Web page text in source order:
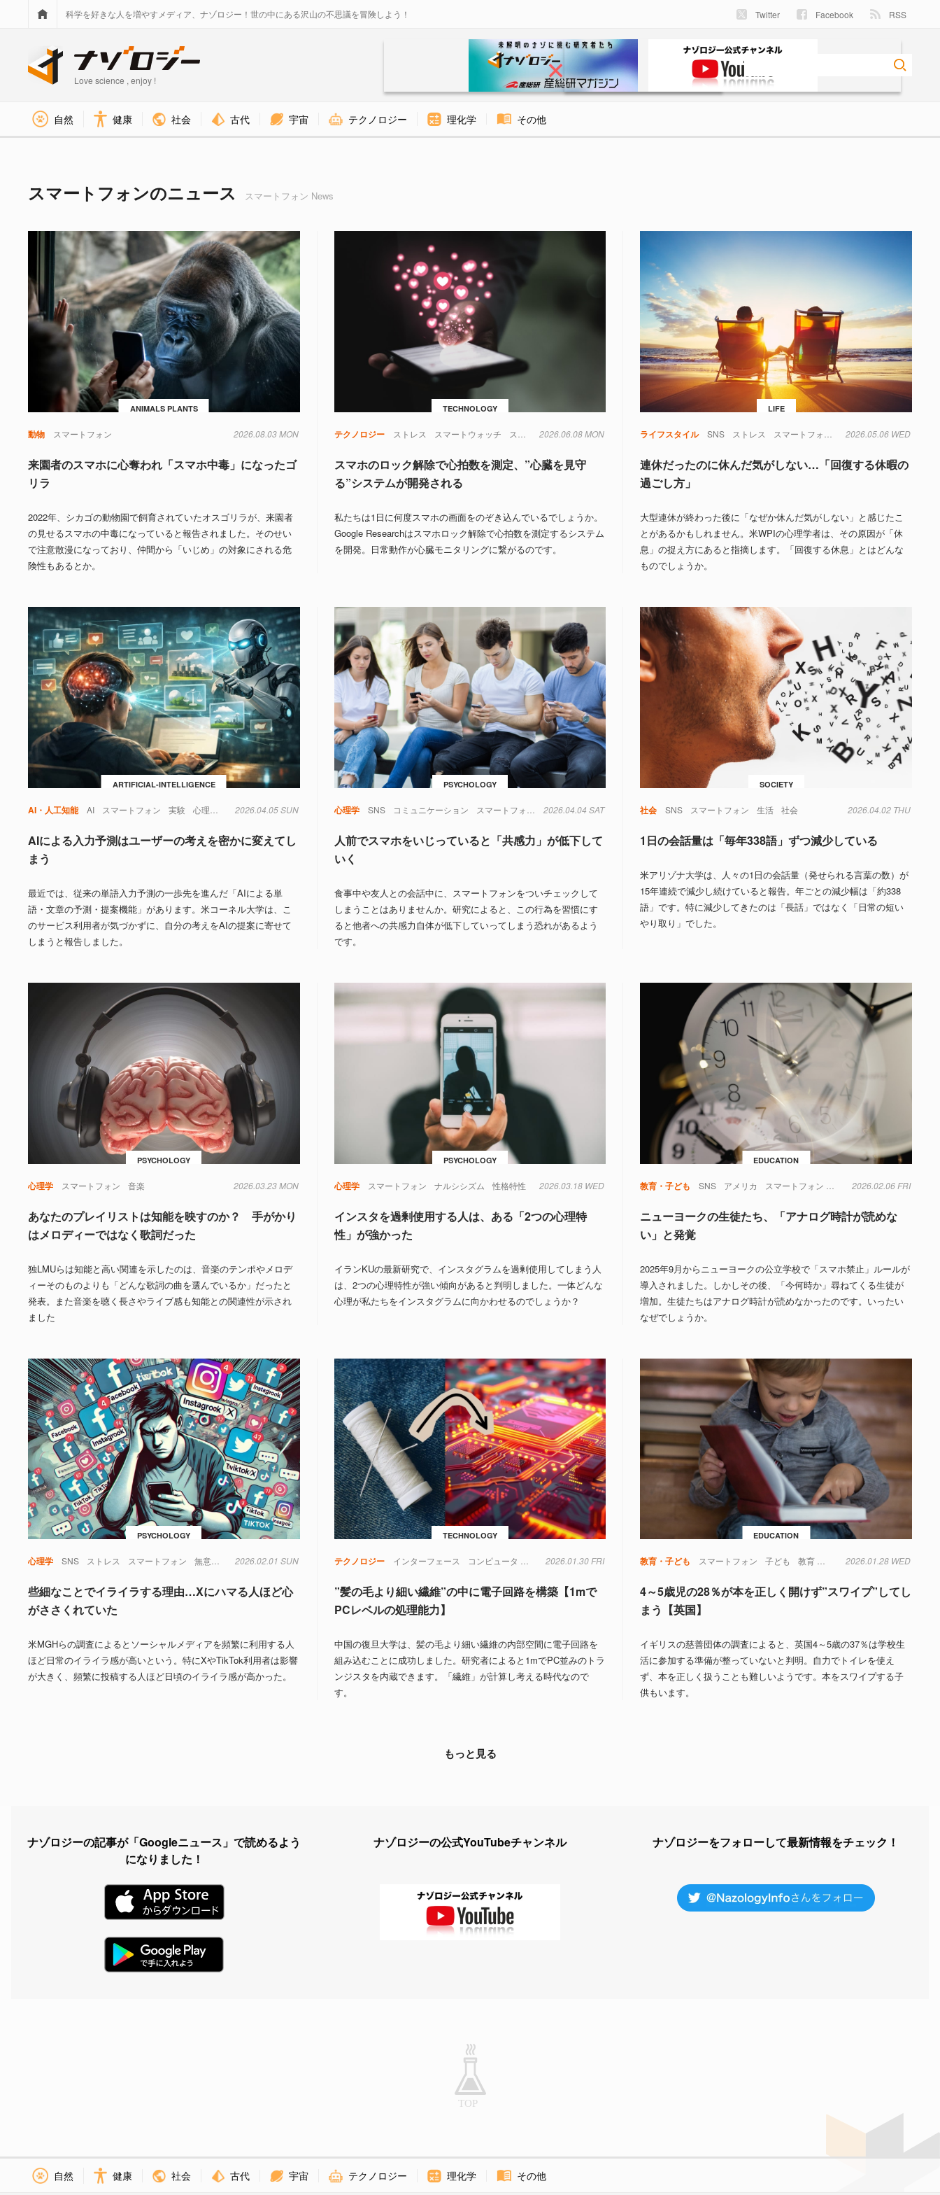
科学を好きな人を増やすメディア、ナゾロジー！世の中にある沢山の不思議を冒険しよう！ Twitter Facebook RSS
Love science , enjoy !
自然 健康 社会 古代 宇宙 テクノロジー 理化学 その他
スマートフォンのニュース スマートフォン News
ANIMALS PLANTS
動物 スマートフォン 2026.08.03 MON
来園者のスマホに心奪われ「スマホ中毒」になったゴ
リラ
2022年、シカゴの動物園で飼育されていたオスゴリラが、来園者
の見せるスマホの中毒になっていると報告されました。そのせい
で注意散漫になっており、仲間から「いじめ」の対象にされる危
険性もあるとか。
TECHNOLOGY
テクノロジー ストレス スマートウォッチ スマートフォン センサー 医療 心臓 心臓病 睡眠 色
2026.06.08 MON
スマホのロック解除で心拍数を測定、”心臓を見守
る”システムが開発される
私たちは1日に何度スマホの画面をのぞき込んでいるでしょうか。
Google Researchはスマホロック解除で心拍数を測定するシステム
を開発。日常動作が心臓モニタリングに繋がるのです。
LIFE
ライフスタイル SNS ストレス スマートフォン 心理学 生活 睡眠
2026.05.06 WED
連休だったのに休んだ気がしない…「回復する休暇の
過ごし方」
大型連休が終わった後に「なぜか休んだ気がしない」と感じたこ
とがあるかもしれません。米WPIの心理学者は、その原因が「休
息」の捉え方にあると指摘します。「回復する休息」とはどんな
ものでしょうか。
ARTIFICIAL-INTELLIGENCE
AI・人工知能 AI スマートフォン 実験 心理学 政治 教育 社会
2026.04.05 SUN
AIによる入力予測はユーザーの考えを密かに変えてし
まう
最近では、従来の単語入力予測の一歩先を進んだ「AIによる単
語・文章の予測・提案機能」があります。米コーネル大学は、こ
のサービス利用者が気づかずに、自分の考えをAIの提案に寄せて
しまうと報告しました。
PSYCHOLOGY
心理学 SNS コミュニケーション スマートフォン 注意力 社会性
2026.04.04 SAT
人前でスマホをいじっていると「共感力」が低下して
いく
食事中や友人との会話中に、スマートフォンをついチェックして
しまうことはありませんか。研究によると、この行為を習慣にす
ると他者への共感力自体が低下していってしまう恐れがあるよう
です。
SOCIETY
社会 SNS スマートフォン 生活 社会 2026.04.02 THU
1日の会話量は「毎年338語」ずつ減少している
米アリゾナ大学は、人々の1日の会話量（発せられる言葉の数）が
15年連続で減少し続けていると報告。年ごとの減少幅は「約338
語」です。特に減少してきたのは「長話」ではなく「日常の短い
やり取り」でした。
PSYCHOLOGY
心理学 スマートフォン 音楽 2026.03.23 MON
あなたのプレイリストは知能を映すのか？ 手がかり
はメロディーではなく歌詞だった
独LMUらは知能と高い関連を示したのは、音楽のテンポやメロデ
ィーそのものよりも「どんな歌詞の曲を選んでいるか」だったと
発表。また音楽を聴く長さやライブ感も知能との関連性が示され
ました
PSYCHOLOGY
心理学 スマートフォン ナルシシズム 性格特性 2026.03.18 WED
インスタを過剰使用する人は、ある「2つの心理特
性」が強かった
イランKUの最新研究で、インスタグラムを過剰使用してしまう人
は、2つの心理特性が強い傾向があると判明しました。一体どんな
心理が私たちをインスタグラムに向かわせるのでしょうか？
EDUCATION
教育・子ども SNS アメリカ スマートフォン テクノロジー 教育
2026.02.06 FRI
ニューヨークの生徒たち、「アナログ時計が読めな
い」と発覚
2025年9月からニューヨークの公立学校で「スマホ禁止」ルールが
導入されました。しかしその後、「今何時か」尋ねてくる生徒が
増加。生徒たちはアナログ時計が読めなかったのです。いったい
なぜでしょうか。
PSYCHOLOGY
心理学 SNS ストレス スマートフォン 無意識 生活
2026.02.01 SUN
些細なことでイライラする理由…Xにハマる人ほど心
がささくれていた
米MGHらの調査によるとソーシャルメディアを頻繁に利用する人
ほど日常のイライラ感が高いという。特にXやTikTok利用者は影響
が大きく、頻繁に投稿する人ほど日頃のイライラ感が高かった。
TECHNOLOGY
テクノロジー インターフェース コンピュータ スマートフォン センサー 半導体
2026.01.30 FRI
”髪の毛より細い繊維”の中に電子回路を構築【1mで
PCレベルの処理能力】
中国の復旦大学は、髪の毛より細い繊維の内部空間に電子回路を
組み込むことに成功しました。研究者によると1mでPC並みのトラ
ンジスタを内蔵できます。「繊維」が計算し考える時代なので
す。
EDUCATION
教育・子ども スマートフォン 子ども 教育 注意力 生活 社会
2026.01.28 WED
4～5歳児の28％が本を正しく開けず”スワイプ”してし
まう【英国】
イギリスの慈善団体の調査によると、英国4～5歳の37％は学校生
活に参加する準備が整っていないと判明。自力でトイレを使え
ず、本を正しく扱うことも難しいようです。本をスワイプする子
供もいます。
もっと見る
ナゾロジーの記事が「Googleニュース」で読めるよう
になりました！
ナゾロジーの公式YouTubeチャンネル ナゾロジーをフォローして最新情報をチェック！
自然 健康 社会 古代 宇宙 テクノロジー 理化学 その他